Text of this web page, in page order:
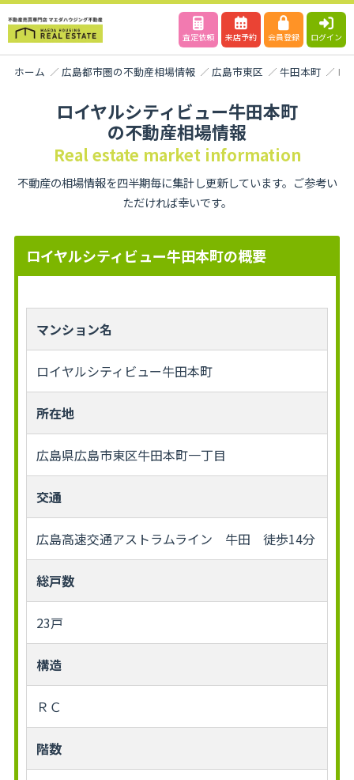
査定依頼 来店予約 会員登録 ログイン
ホーム 広島都市圏の不動産相場情報 広島市東区 牛田本町 ロ
ロイヤルシティビュー牛田本町
の不動産相場情報
Real estate market information
不動産の相場情報を四半期毎に集計し更新しています。ご参考い
ただければ幸いです。
ロイヤルシティビュー牛田本町の概要
マンション名
ロイヤルシティビュー牛田本町
所在地
広島県広島市東区牛田本町一丁目
交通
広島高速交通アストラムライン 牛田 徒歩14分
総戸数
23戸
構造
ＲＣ
階数